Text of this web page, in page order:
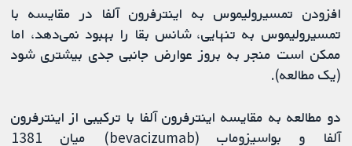
افزودن تمسیرولیموس به اینترفرون آلفا در مقایسه با
تمسیرولیموس به تنهایی، شانس بقا را بهبود نمی‌دهد، اما
ممکن است منجر به بروز عوارض جانبی جدی بیشتری شود
(یک مطالعه).
دو مطالعه به مقایسه اینترفرون آلفا با ترکیبی از اینترفرون
آلفا و بواسیزوماب (bevacizumab) میان 1381